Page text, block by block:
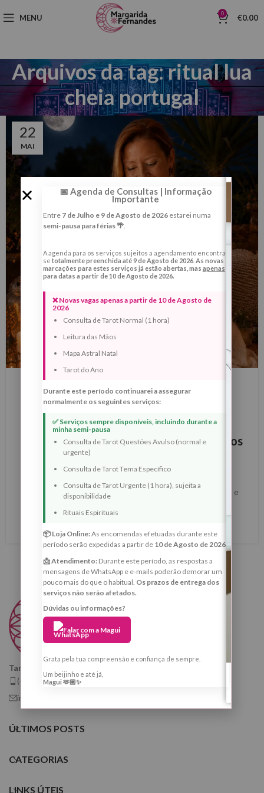
MENU 0 €0.00
Arquivos da tag: ritual lua
cheia portugal
22
MAI
Lua Cheia de 31 de Maio de 2026 em
Sagitário — Ritual Espiritual de
Libertação Emocional, Quebra de
Bloqueios e Abertura de Novos Caminhos
Espiritual de Libertação Emocional, Quebra de Bloqueios e
Taróloga, Cartomante e Quiróloga
(+351) 925 799 410
info@tarologamargaridafernandes.com
ÚLTIMOS POSTS
CATEGORIAS
LINKS ÚTEIS
📅 Agenda de Consultas | Informação
Importante
Entre 7 de Julho e 9 de Agosto de 2026estarei numa
semi-pausa para férias 🌴.
A agenda para os serviços sujeitos a agendamento encontra-
se totalmente preenchida até 9 de Agosto de 2026. As novas
marcações para estes serviços já estão abertas, mas apenas
para datas a partir de 10 de Agosto de 2026.
❌ Novas vagas apenas a partir de 10 de Agosto de
2026
Consulta de Tarot Normal (1 hora)
Leitura das Mãos
Mapa Astral Natal
Tarot do Ano
Durante este período continuarei a assegurar
normalmente os seguintes serviços:
✅ Serviços sempre disponíveis, incluindo durante a
minha semi-pausa
Consulta de Tarot Questões Avulso (normal e
urgente)
Consulta de Tarot Tema Específico
Consulta de Tarot Urgente (1 hora), sujeita a
disponibilidade
Rituais Espirituais
📦 Loja Online:As encomendas efetuadas durante este
período serão expedidas a partir de 10 de Agosto de 2026.
📩 Atendimento:Durante este período, as respostas a
mensagens de WhatsApp e e-mails poderão demorar um
pouco mais do que o habitual. Os prazos de entrega dos
serviços não serão afetados.
Dúvidas ou informações?
Falar com a Magui
Grata pela tua compreensão e confiança de sempre.
Um beijinho e até já,
Magui 🫶🏼✨